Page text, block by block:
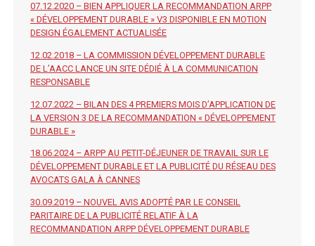
07.12.2020 – BIEN APPLIQUER LA RECOMMANDATION ARPP
« DÉVELOPPEMENT DURABLE » V3 DISPONIBLE EN MOTION
DESIGN ÉGALEMENT ACTUALISÉE
12.02.2018 – LA COMMISSION DÉVELOPPEMENT DURABLE
DE L’AACC LANCE UN SITE DÉDIÉ À LA COMMUNICATION
RESPONSABLE
12.07.2022 – BILAN DES 4 PREMIERS MOIS D’APPLICATION DE
LA VERSION 3 DE LA RECOMMANDATION « DÉVELOPPEMENT
DURABLE »
18.06.2024 – ARPP AU PETIT-DÉJEUNER DE TRAVAIL SUR LE
DÉVELOPPEMENT DURABLE ET LA PUBLICITÉ DU RÉSEAU DES
AVOCATS GALA À CANNES
30.09.2019 – NOUVEL AVIS ADOPTÉ PAR LE CONSEIL
PARITAIRE DE LA PUBLICITÉ RELATIF À LA
RECOMMANDATION ARPP DÉVELOPPEMENT DURABLE